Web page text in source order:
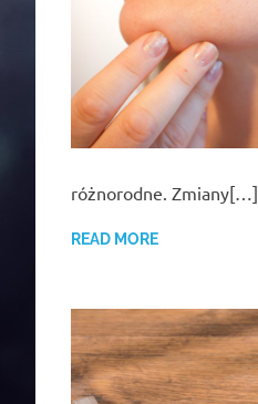
różnorodne. Zmiany[…]
READ MORE